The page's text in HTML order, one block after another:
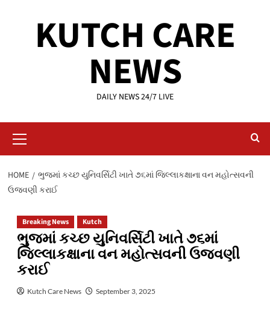
KUTCH CARE
NEWS
DAILY NEWS 24/7 LIVE
Menu
HOME
ભુજમાં કચ્છ યુનિવર્સિટી ખાતે ૭૬માં જિલ્લાકક્ષાના વન મહોત્સવની
ઉજવણી કરાઈ
Breaking News Kutch
ભુજમાં કચ્છ યુનિવર્સિટી ખાતે ૭૬માં
જિલ્લાકક્ષાના વન મહોત્સવની ઉજવણી
કરાઈ
Kutch Care News September 3, 2025